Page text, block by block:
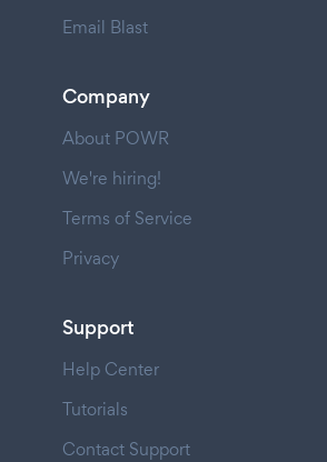
Email Blast
Company
About POWR
We're hiring!
Terms of Service
Privacy
Support
Help Center
Tutorials
Contact Support